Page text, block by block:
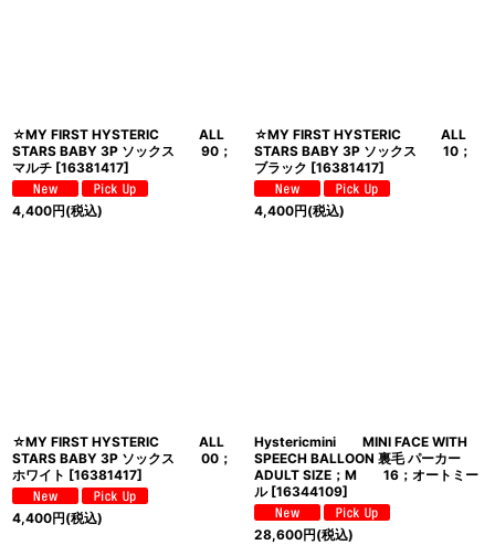
☆MY FIRST HYSTERIC ALL
STARS BABY 3P ソックス 90；
マルチ [16381417]
4,400円(税込)
☆MY FIRST HYSTERIC ALL
STARS BABY 3P ソックス 10；
ブラック [16381417]
4,400円(税込)
☆MY FIRST HYSTERIC ALL
STARS BABY 3P ソックス 00；
ホワイト [16381417]
4,400円(税込)
Hystericmini MINI FACE WITH
SPEECH BALLOON 裏毛 パーカー
ADULT SIZE；M 16；オートミー
ル [16344109]
28,600円(税込)